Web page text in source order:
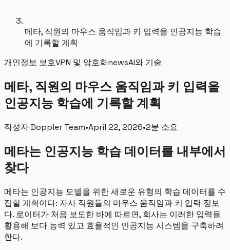
메타, 직원의 마우스 움직임과 키 입력을 인공지능 학습
에 기록할 계획
개인정보 보호VPN 및 암호화newsAI와 기술
메타, 직원의 마우스 움직임과 키 입력을
인공지능 학습에 기록할 계획
작성자Doppler Team•April 22, 2026•2분 소요
메타는 인공지능 학습 데이터를 내부에서
찾다
메타는 인공지능 모델을 위한 새로운 유형의 학습 데이터를 수
집할 계획이다: 자사 직원들의 마우스 움직임과 키 입력 정보
다. 로이터가 처음 보도한 바에 따르면, 회사는 이러한 입력을
활용해 보다 능력 있고 효율적인 인공지능 시스템을 구축하려
한다.